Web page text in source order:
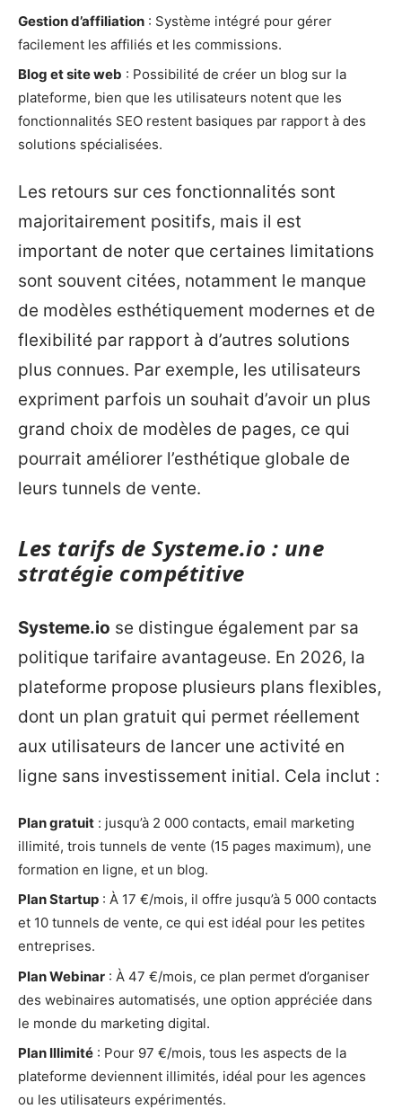
Gestion d’affiliation : Système intégré pour gérer
facilement les affiliés et les commissions.
Blog et site web : Possibilité de créer un blog sur la
plateforme, bien que les utilisateurs notent que les
fonctionnalités SEO restent basiques par rapport à des
solutions spécialisées.
Les retours sur ces fonctionnalités sont
majoritairement positifs, mais il est
important de noter que certaines limitations
sont souvent citées, notamment le manque
de modèles esthétiquement modernes et de
flexibilité par rapport à d’autres solutions
plus connues. Par exemple, les utilisateurs
expriment parfois un souhait d’avoir un plus
grand choix de modèles de pages, ce qui
pourrait améliorer l’esthétique globale de
leurs tunnels de vente.
Les tarifs de Systeme.io : une
stratégie compétitive
Systeme.io se distingue également par sa
politique tarifaire avantageuse. En 2026, la
plateforme propose plusieurs plans flexibles,
dont un plan gratuit qui permet réellement
aux utilisateurs de lancer une activité en
ligne sans investissement initial. Cela inclut :
Plan gratuit : jusqu’à 2 000 contacts, email marketing
illimité, trois tunnels de vente (15 pages maximum), une
formation en ligne, et un blog.
Plan Startup : À 17 €/mois, il offre jusqu’à 5 000 contacts
et 10 tunnels de vente, ce qui est idéal pour les petites
entreprises.
Plan Webinar : À 47 €/mois, ce plan permet d’organiser
des webinaires automatisés, une option appréciée dans
le monde du marketing digital.
Plan Illimité : Pour 97 €/mois, tous les aspects de la
plateforme deviennent illimités, idéal pour les agences
ou les utilisateurs expérimentés.